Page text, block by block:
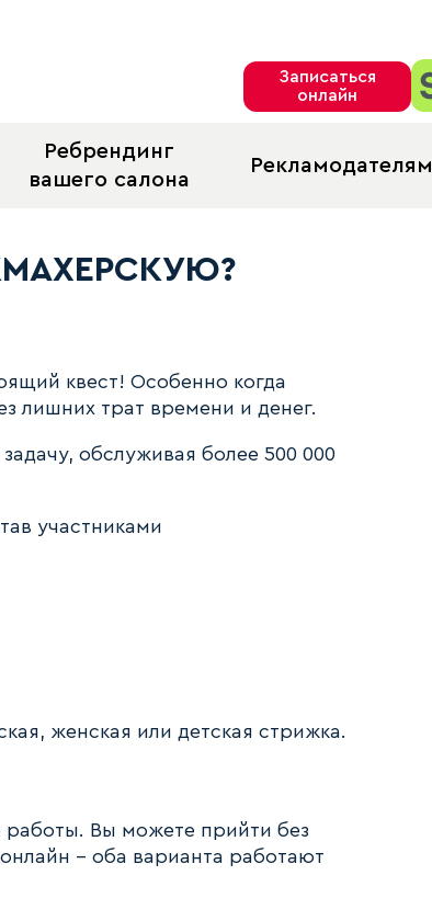
Записаться
онлайн
Ребрендинг
вашего салона
Рекламодателям
Опыт ЧИО ЧИО
квест! Особенно когда
лишних трат времени и денег.
обслуживая более 500 000
участниками
женская или детская стрижка.
работы. Вы можете прийти без
- оба варианта работают